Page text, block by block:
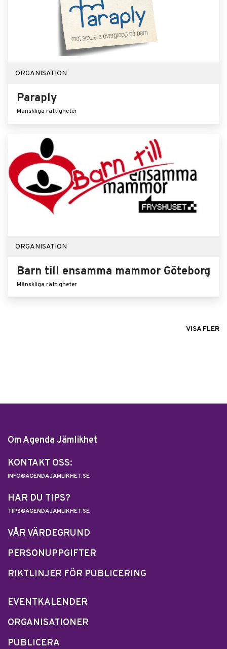
ORGANISATION
Paraply
Mänskliga rättigheter
ORGANISATION
Barn till ensamma mammor Göteborg
Mänskliga rättigheter
VISA FLER
Om Agenda Jämlikhet
KONTAKT OSS:
INFO@AGENDAJAMLIKHET.SE
HAR DU TIPS?
TIPS@AGENDAJAMLIKHET.SE
VÅR VÄRDEGRUND
PERSONUPPGIFTER
RIKTLINJER FÖR PUBLICERING
EVENTKALENDER
ORGANISATIONER
PUBLICERA